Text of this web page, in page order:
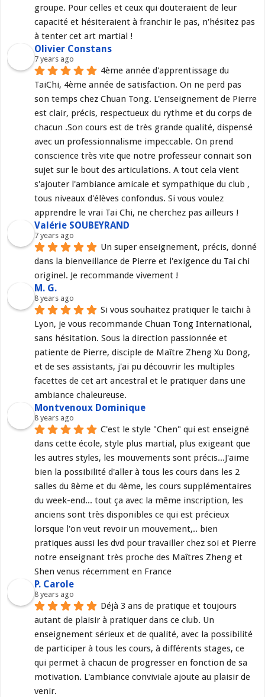
groupe. Pour celles et ceux qui douteraient de leur
capacité et hésiteraient à franchir le pas, n'hésitez pas
à tenter cet art martial !
Olivier Constans
7 years ago
4ème année d'apprentissage du
TaiChi, 4ème année de satisfaction. On ne perd pas
son temps chez Chuan Tong. L'enseignement de Pierre
est clair, précis, respectueux du rythme et du corps de
chacun .Son cours est de très grande qualité, dispensé
avec un professionnalisme impeccable. On prend
conscience très vite que notre professeur connait son
sujet sur le bout des articulations. A tout cela vient
s'ajouter l'ambiance amicale et sympathique du club ,
tous niveaux d'élèves confondus. Si vous voulez
apprendre le vrai Tai Chi, ne cherchez pas ailleurs !
Valérie SOUBEYRAND
7 years ago
Un super enseignement, précis, donné
dans la bienveillance de Pierre et l'exigence du Tai chi
originel. Je recommande vivement !
M. G.
8 years ago
Si vous souhaitez pratiquer le taichi à
Lyon, je vous recommande Chuan Tong International,
sans hésitation. Sous la direction passionnée et
patiente de Pierre, disciple de Maître Zheng Xu Dong,
et de ses assistants, j'ai pu découvrir les multiples
facettes de cet art ancestral et le pratiquer dans une
ambiance chaleureuse.
Montvenoux Dominique
8 years ago
C'est le style "Chen" qui est enseigné
dans cette école, style plus martial, plus exigeant que
les autres styles, les mouvements sont précis...J'aime
bien la possibilité d'aller à tous les cours dans les 2
salles du 8ème et du 4ème, les cours supplémentaires
du week-end... tout ça avec la même inscription, les
anciens sont très disponibles ce qui est précieux
lorsque l'on veut revoir un mouvement,.. bien
pratiques aussi les dvd pour travailler chez soi et Pierre
notre enseignant très proche des Maîtres Zheng et
Shen venus récemment en France
P. Carole
8 years ago
Déjà 3 ans de pratique et toujours
autant de plaisir à pratiquer dans ce club. Un
enseignement sérieux et de qualité, avec la possibilité
de participer à tous les cours, à différents stages, ce
qui permet à chacun de progresser en fonction de sa
motivation. L'ambiance conviviale ajoute au plaisir de
venir.